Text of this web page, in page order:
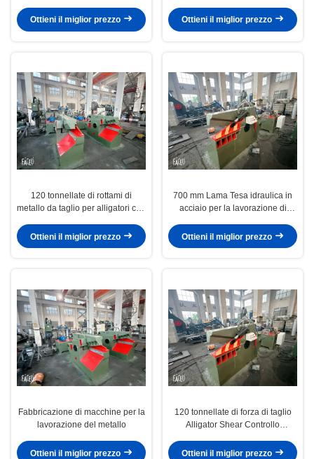
Ottieni il miglior prezzo
Ottieni il miglior prezzo
120 tonnellate di rottami di
metallo da taglio per alligatori con
mm
Ottieni il miglior prezzo
700 mm Lama Tesa idraulica in
acciaio per la lavorazione di
Ottieni il miglior prezzo
Fabbricazione di macchine per la
lavorazione del metallo
Ottieni il miglior prezzo
120 tonnellate di forza di taglio
Alligator Shear Controllo
Lama
Ottieni il miglior prezzo